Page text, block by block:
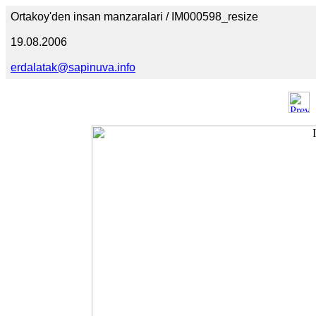
Ortakoy'den insan manzaralari / IM000598_resize
19.08.2006
erdalatak@sapinuva.info